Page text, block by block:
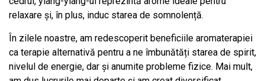
relaxare și, în plus, induc starea de somnolență.
În zilele noastre, am redescoperit beneficiile aromaterapiei
ca terapie alternativă pentru a ne îmbunătăți starea de spirit,
nivelul de energie, dar și anumite probleme fizice. Mai mult,